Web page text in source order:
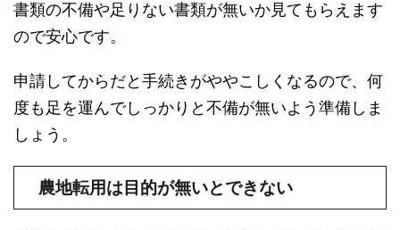
書類の不備や足りない書類が無いか見てもらえます
ので安心です。
申請してからだと手続きがややこしくなるので、何
度も足を運んでしっかりと不備が無いよう準備しま
しょう。
農地転用は目的が無いとできない